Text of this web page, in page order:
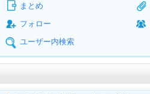
まとめ
フォロー
ユーザー内検索